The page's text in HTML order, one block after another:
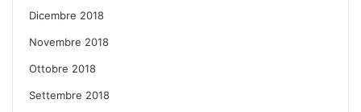
Dicembre 2018
Novembre 2018
Ottobre 2018
Settembre 2018